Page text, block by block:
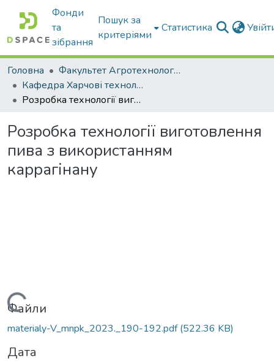
Фонди
та
зібрання
Пошук за
критеріями
Статистика
Головна
Факультет Агротехнологій та екології
Кафедра Харчові технологіі та готельно-ресторанна справа
Розробка технології виготовлення пива з використанням каррагінану
Розробка технології виготовлення
пива з використанням
каррагінану
Вантажиться...
Файли
materialy-V_mnpk_2023._190-192.pdf(522.36 KB)
Дата